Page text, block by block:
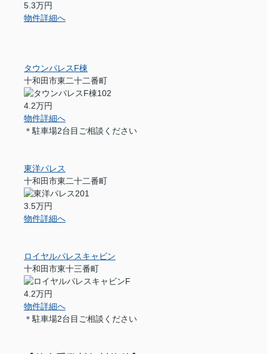
5.3万円
物件詳細へ
タウンパレスF棟
十和田市東二十二番町
4.2万円
物件詳細へ
＊駐車場2台目ご相談ください
東洋パレス
十和田市東二十二番町
3.5万円
物件詳細へ
ロイヤルパレスキャビン
十和田市東十三番町
4.2万円
物件詳細へ
＊駐車場2台目ご相談ください